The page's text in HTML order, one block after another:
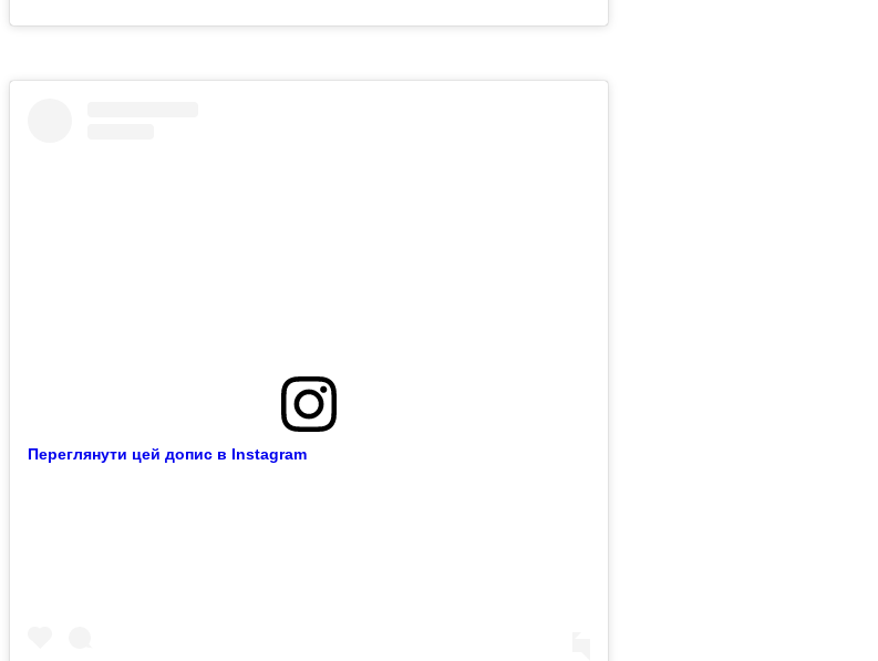
Переглянути цей допис в Instagram